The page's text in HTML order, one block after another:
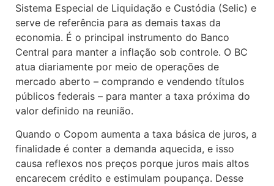
Sistema Especial de Liquidação e Custódia (Selic) e
serve de referência para as demais taxas da
economia. É o principal instrumento do Banco
Central para manter a inflação sob controle. O BC
atua diariamente por meio de operações de
mercado aberto – comprando e vendendo títulos
públicos federais – para manter a taxa próxima do
valor definido na reunião.
Quando o Copom aumenta a taxa básica de juros, a
finalidade é conter a demanda aquecida, e isso
causa reflexos nos preços porque juros mais altos
encarecem crédito e estimulam poupança. Desse